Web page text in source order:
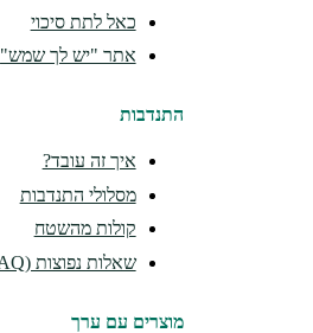
כאל לתת סיכוי
אתר "יש לך שמש"
התנדבות
איך זה עובד?
מסלולי התנדבות
קולות מהשטח
שאלות נפוצות (FAQ)
מוצרים עם ערך